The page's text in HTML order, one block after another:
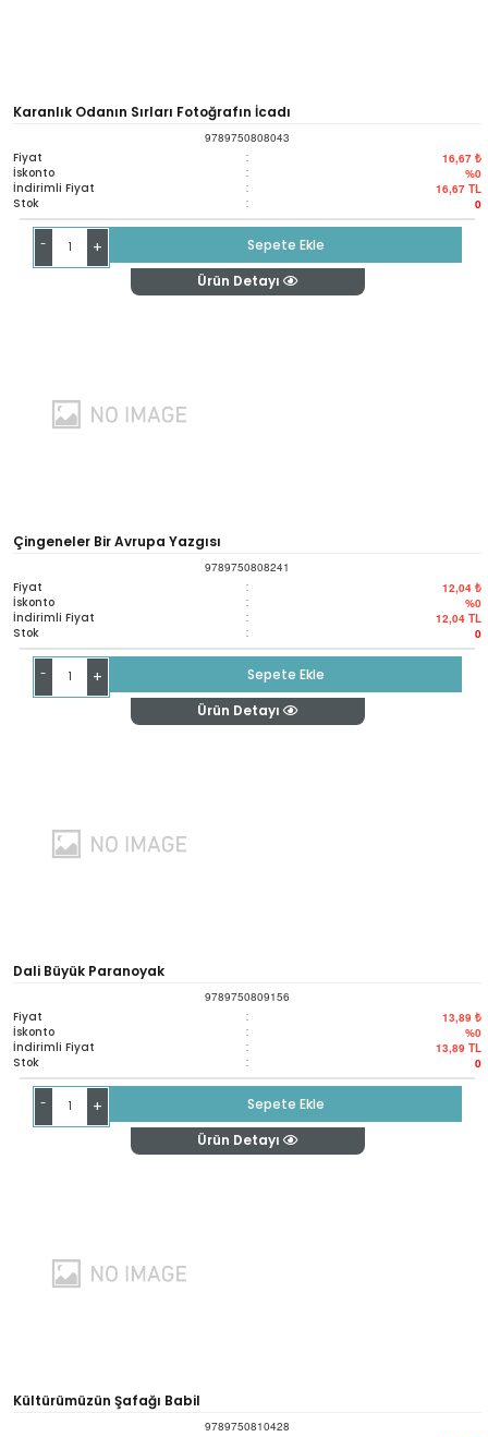
Karanlık Odanın Sırları Fotoğrafın İcadı
9789750808043
Fiyat : 16,67 ₺
İskonto : %0
İndirimli Fiyat : 16,67 TL
Stok : 0
- +
Sepete Ekle
Ürün Detayı
Çingeneler Bir Avrupa Yazgısı
9789750808241
Fiyat : 12,04 ₺
İskonto : %0
İndirimli Fiyat : 12,04 TL
Stok : 0
- +
Sepete Ekle
Ürün Detayı
Dali Büyük Paranoyak
9789750809156
Fiyat : 13,89 ₺
İskonto : %0
İndirimli Fiyat : 13,89 TL
Stok : 0
- +
Sepete Ekle
Ürün Detayı
Kültürümüzün Şafağı Babil
9789750810428